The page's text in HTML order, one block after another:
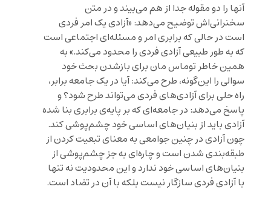
آنها را دو مقوله جدا از هم می‌بیند و در متن
سخنرانی‌اش توضیح می‌دهد: «آزادی یک امر فردی
است در حالی که برابری امر و مسئله‌ای اجتماعی است
که به طور طبیعی آزادی فردی را محدود می‌کند.» به
همین خاطر توماس مان برای بازشدن بحث خود
سوالی را این‌گونه، طرح می‌کند: آیا در یک جامعه برابر،
راه حلی برای آزادی‌های فردی می‌تواند طرح شود؟ و
پاسخ می‌دهد: در جامعه‌ای که بر پایه‌ی برابری بنا شده
آزادی باید از بنیان‌های اساسی خود چشم‌پوشی کند.
چون آزادی در چنین جوامعی به معنای تبعیت کردن از
طبقه‌بندی شدن است و چاره‌ای به جز چشم‌پوشی از
بنیان‌های اساسی خود ندارد و این محدودیت نه تنها
با آزادی فردی سازگار نیست بلکه با آن در تضاد است.